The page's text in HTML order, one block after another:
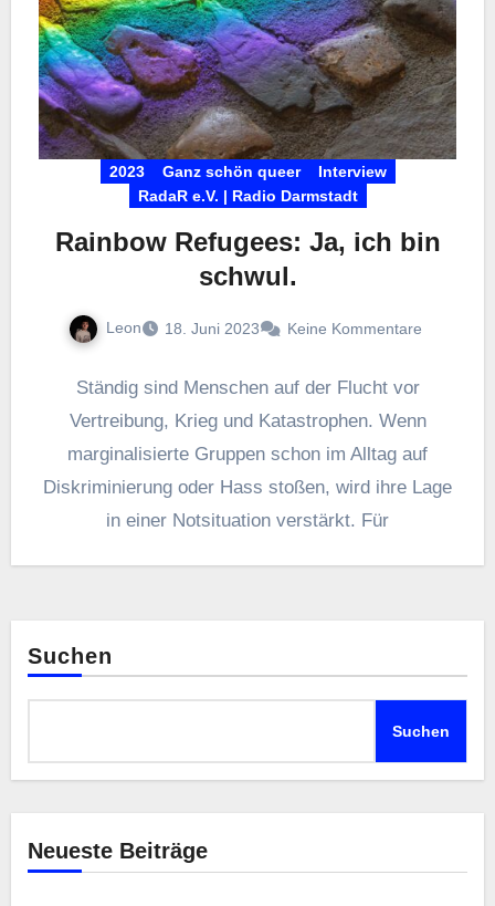
2023 Ganz schön queer
Interview
RadaR e.V. | Radio Darmstadt
Rainbow Refugees: Ja, ich bin
schwul.
Leon 18. Juni 2023 Keine Kommentare
Ständig sind Menschen auf der Flucht vor
Vertreibung, Krieg und Katastrophen. Wenn
marginalisierte Gruppen schon im Alltag auf
Diskriminierung oder Hass stoßen, wird ihre Lage
in einer Notsituation verstärkt. Für
Suchen
Suchen
Neueste Beiträge